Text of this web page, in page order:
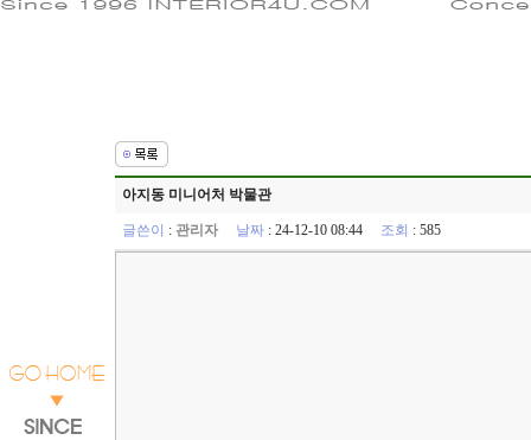
아지동 미니어처 박물관
글쓴이 : 관리자 날짜 : 24-12-10 08:44 조회 : 585